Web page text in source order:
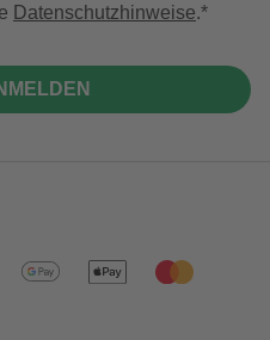
Datenschutzhinweise.